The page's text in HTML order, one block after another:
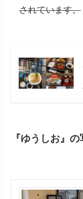
されています。
『ゆうしお』